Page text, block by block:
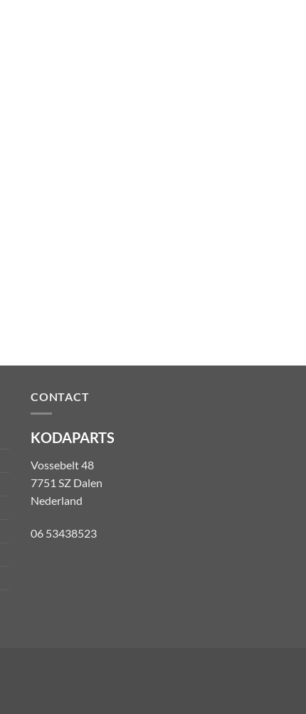
CONTACT
KODAPARTS
Vossebelt 48
7751 SZ Dalen
Nederland
06 53438523